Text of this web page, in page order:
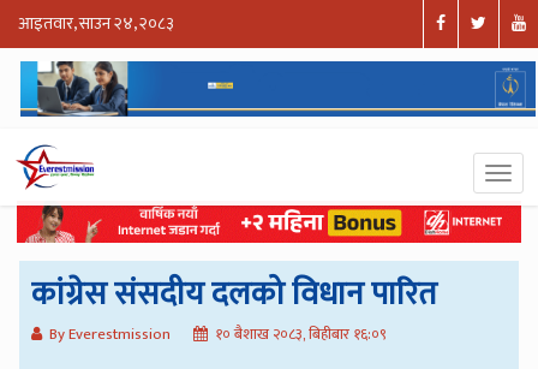
आइतवार, साउन २४, २०८३
कांग्रेस संसदीय दलको विधान पारित
By Everestmission १० बैशाख २०८३, बिहीबार १६:०९